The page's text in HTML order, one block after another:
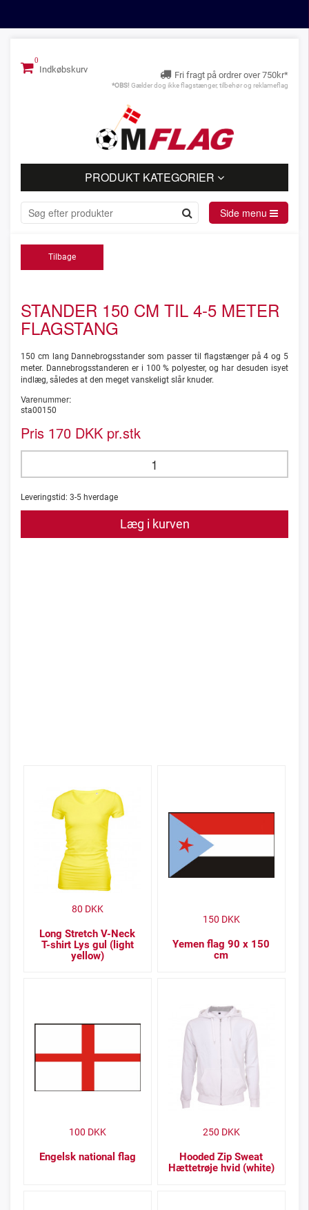
Indkøbskurv
Fri fragt på ordrer over 750kr*
*OBS! Gælder dog ikke flagstænger, tilbehør og reklameflag
PRODUKT KATEGORIER
Side menu
Tilbage
STANDER 150 CM TIL 4-5 METER
FLAGSTANG
150 cm lang Dannebrogsstander som passer til flagstænger på 4 og 5
meter. Dannebrogsstanderen er i 100 % polyester, og har desuden isyet
indlæg, således at den meget vanskeligt slår knuder.
Varenummer:
sta00150
Pris 170 DKK pr.stk
Leveringstid: 3-5 hverdage
Læg i kurven
Long Stretch V-Neck
T-shirt Lys gul (light
yellow)
80 DKK
Yemen flag 90 x 150
cm
150 DKK
Engelsk national flag
100 DKK
Hooded Zip Sweat
Hættetrøje hvid (white)
250 DKK